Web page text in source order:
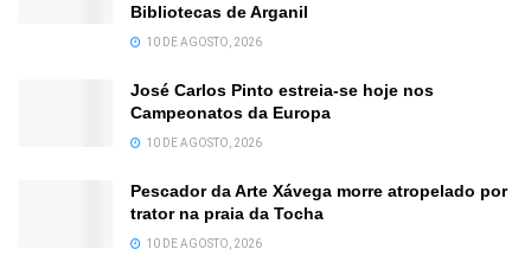
Bibliotecas de Arganil
10 DE AGOSTO, 2026
José Carlos Pinto estreia-se hoje nos
Campeonatos da Europa
10 DE AGOSTO, 2026
Pescador da Arte Xávega morre atropelado por
trator na praia da Tocha
10 DE AGOSTO, 2026